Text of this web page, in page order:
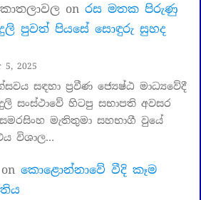
on රස මතක පිරුණු
පුවත් පියසේ සොඳුරු සුහද
5, 2025
සඳහා ප්‍රවීණ ජ්‍යෙෂ්ඨ මාධ්‍යවේදී
සංස්ථාවේ හිටපු සභාපති අවසර
මැතිතුමා සහභාගී වුයේ
විශාල…
on කොළොන්නාවේ වීදි කෑම